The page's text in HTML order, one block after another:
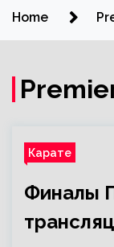
Home
Карате
Финалы